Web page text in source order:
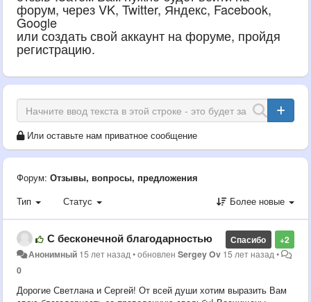
форум, через VK, Twitter, Яндекс, Facebook,
Google
или создать свой аккаунт на форуме, пройдя
регистрацию.
Или оставьте нам приватное сообщение
Форум: Отзывы, вопросы, предложения
Тип
Статус Более новые
+2
Спасибо
С бесконечной благодарностью
Анонимный 15 лет назад•обновленSergey Ov 15 лет назад•
0
Дорогие Светлана и Сергей! От всей души хотим выразить Вам